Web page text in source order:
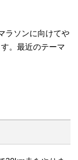
ラソンに向けてや
。最近のテーマ